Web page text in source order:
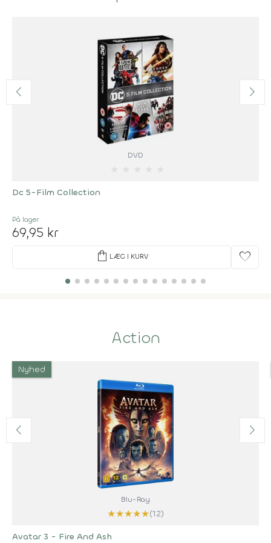
DVD
Dc 5-Film Collection
På lager
69,95 kr
shopping_bag LÆG I KURV favorite
Action
Nyhed
Blu-Ray
★★★★★(12)
Avatar 3 - Fire And Ash